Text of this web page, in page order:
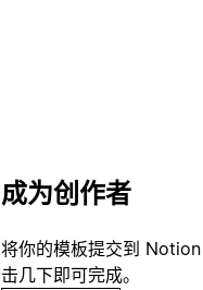
成为创作者
将你的模板提交到
击几下即可完成。